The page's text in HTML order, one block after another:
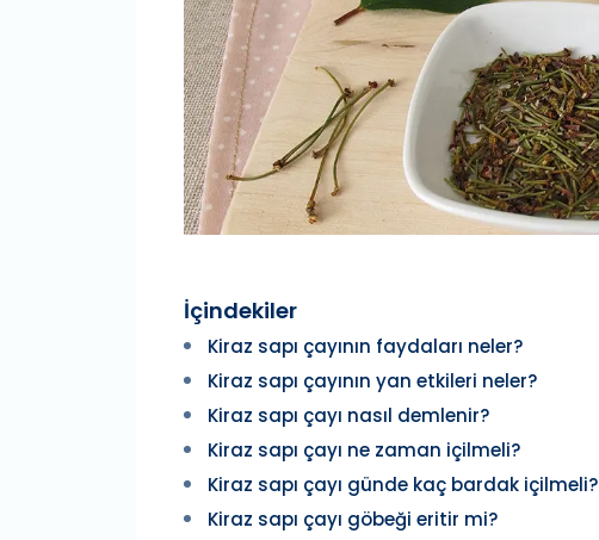
İçindekiler
Kiraz sapı çayının faydaları neler?
Kiraz sapı çayının yan etkileri neler?
Kiraz sapı çayı nasıl demlenir?
Kiraz sapı çayı ne zaman içilmeli?
Kiraz sapı çayı günde kaç bardak içilmeli?
Kiraz sapı çayı göbeği eritir mi?